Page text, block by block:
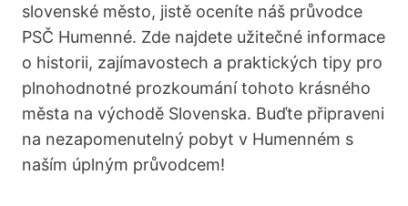
slovenské město, jistě oceníte náš průvodce
PSČ ⁢Humenné. Zde ‌najdete užitečné informace
o historii, zajímavostech a praktických tipy pro
plnohodnotné prozkoumání ⁣tohoto krásného
města na východě Slovenska.‌ Buďte připraveni
na nezapomenutelný pobyt v Humenném s
naším‍ úplným průvodcem!